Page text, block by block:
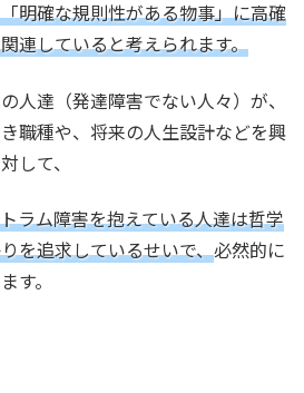
明確な規則性がある物事」に高確
連していると考えられます。
人達（発達障害でない人々）が、
職種や、将来の人生設計などを興
して、
ラム障害を抱えている人達は哲学
を追求しているせいで、必然的に
す。